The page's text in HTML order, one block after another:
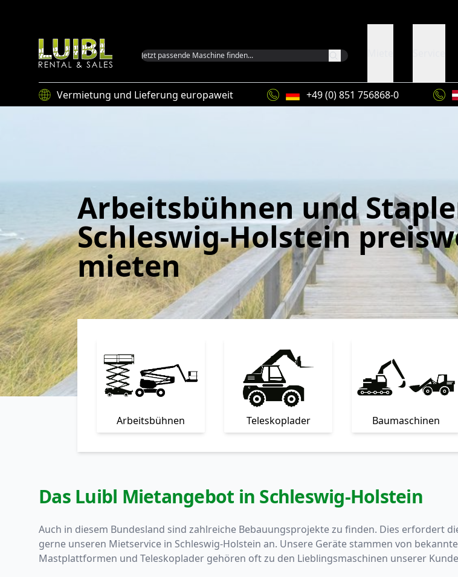
Luibl GmbH
Vermietung und Lieferung europaweit +49 (0) 851 756868-0
Arbeitsbühnen und
Schleswig-Holstein
mieten
Arbeitsbühnen Teleskoplader Baumaschinen
Das Luibl Mietangebot in Schleswig-Holstein
Auch in diesem Bundesland sind zahlreiche Bebauungsprojekte zu finden. Dies erfordert
gerne unseren Mietservice in Schleswig-Holstein an. Unsere Geräte stammen von
Mastplattformen und Teleskoplader gehören oft zu den Lieblingsmaschinen unserer